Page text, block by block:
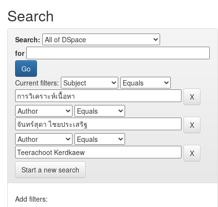
Search
Search:
for
Current filters:
Start a new search
Add filters: